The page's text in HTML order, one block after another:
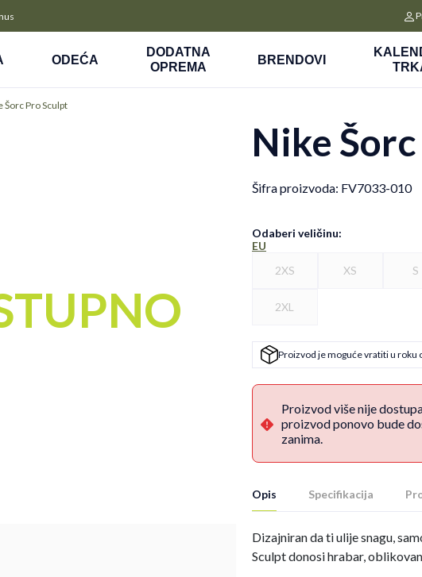
na 9 rata
ODEĆA
DODATNA
OPREMA
BRENDOVI
Šorc Pro Sculpt
Nike
Šifra proizvoda: FV7033-010
Odaberi veličinu:
EU
2XS XS S
2XL
Proizvod je moguće vratiti u roku
Proizvod više nije
proizvod ponovo bude
zanima.
Opis Specifikacija
Dizajniran da ti ulije snagu,
Sculpt donosi hrabar,